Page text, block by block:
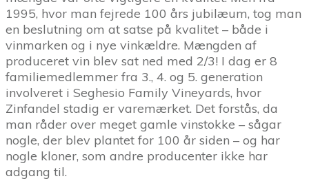
1995, hvor man fejrede 100 års jubilæum, tog man
en beslutning om at satse på kvalitet – både i
vinmarken og i nye vinkældre. Mængden af
produceret vin blev sat ned med 2/3! I dag er 8
familiemedlemmer fra 3., 4. og 5. generation
involveret i Seghesio Family Vineyards, hvor
Zinfandel stadig er varemærket. Det forstås, da
man råder over meget gamle vinstokke – sågar
nogle, der blev plantet for 100 år siden – og har
nogle kloner, som andre producenter ikke har
adgang til.